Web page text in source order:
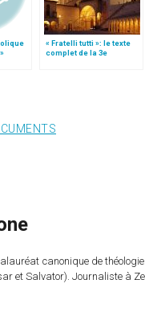
« Fratelli tutti »: le texte
complet de la 3e
canonique de
et Salvator). Journaliste à